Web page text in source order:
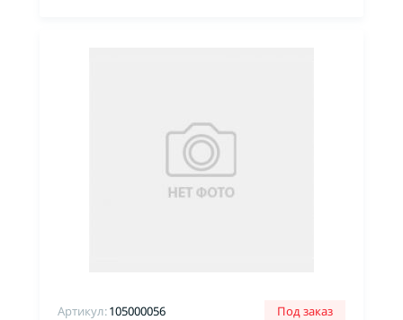
Артикул:105000056 Под заказ